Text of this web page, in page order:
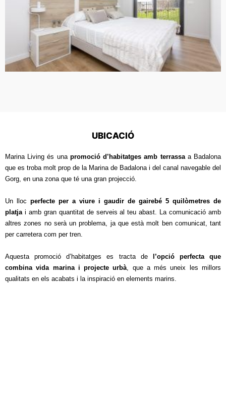
UBICACIÓ
Marina Living és una promoció d’habitatges amb terrassaa Badalona
que es troba molt prop de la Marina de Badalona i del canal navegable del
Gorg, en una zona que té una gran projecció.
Un lloc perfecte per a viure i gaudir de gairebé 5 quilòmetres de
platjai amb gran quantitat de serveis al teu abast. La comunicació amb
altres zones no serà un problema, ja que està molt ben comunicat, tant
per carretera com per tren.
Aquesta promoció d’habitatges es tracta de
l’opció perfecta que
combina vida marina i projecte urbà, que a més uneix les millors
qualitats en els acabats i la inspiració en elements marins.